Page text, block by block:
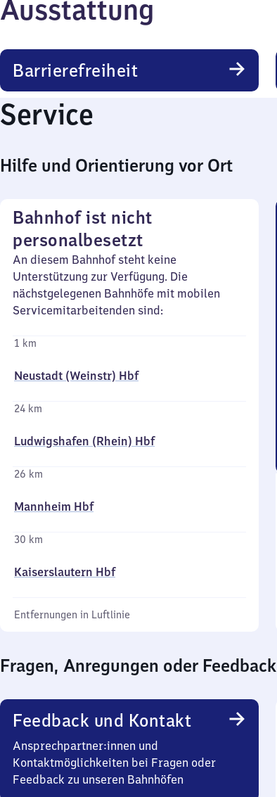
Ausstattung
Barrierefreiheit
Service
Hilfe und Orientierung vor Ort
Bahnhof ist nicht
personalbesetzt
An diesem Bahnhof steht keine
Unterstützung zur Verfügung. Die
nächstgelegenen Bahnhöfe mit mobilen
Servicemitarbeitenden sind:
1 km
Neustadt (Weinstr) Hbf
24 km
Ludwigshafen (Rhein) Hbf
26 km
Mannheim Hbf
30 km
Kaiserslautern Hbf
Entfernungen in Luftlinie
Fragen, Anregungen oder Feedback
Feedback und Kontakt
Ansprechpartner:innen und
Kontaktmöglichkeiten bei Fragen oder
Feedback zu unseren Bahnhöfen